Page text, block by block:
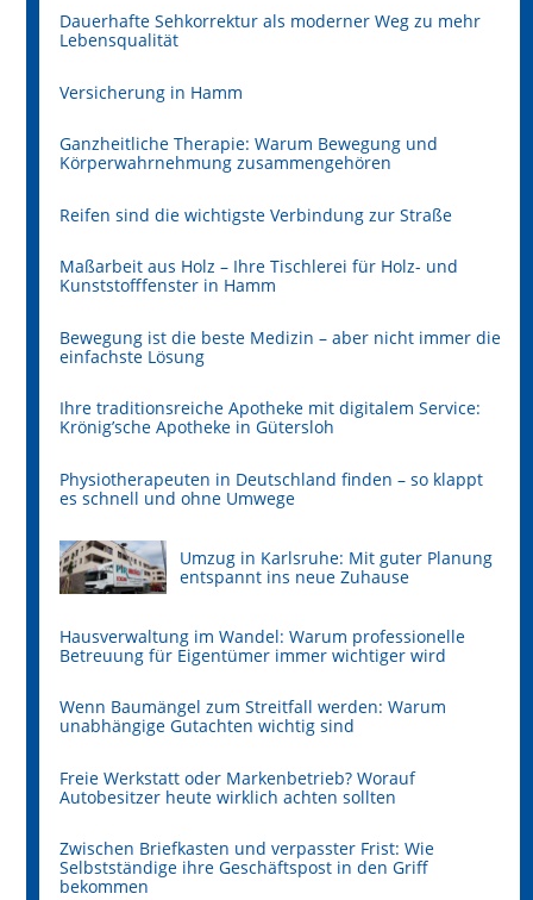
Dauerhafte Sehkorrektur als moderner Weg zu mehr
Lebensqualität
Versicherung in Hamm
Ganzheitliche Therapie: Warum Bewegung und
Körperwahrnehmung zusammengehören
Reifen sind die wichtigste Verbindung zur Straße
Maßarbeit aus Holz – Ihre Tischlerei für Holz- und
Kunststofffenster in Hamm
Bewegung ist die beste Medizin – aber nicht immer die
einfachste Lösung
Ihre traditionsreiche Apotheke mit digitalem Service:
Krönig’sche Apotheke in Gütersloh
Physiotherapeuten in Deutschland finden – so klappt
es schnell und ohne Umwege
Umzug in Karlsruhe: Mit guter Planung
entspannt ins neue Zuhause
Hausverwaltung im Wandel: Warum professionelle
Betreuung für Eigentümer immer wichtiger wird
Wenn Baumängel zum Streitfall werden: Warum
unabhängige Gutachten wichtig sind
Freie Werkstatt oder Markenbetrieb? Worauf
Autobesitzer heute wirklich achten sollten
Zwischen Briefkasten und verpasster Frist: Wie
Selbstständige ihre Geschäftspost in den Griff
bekommen